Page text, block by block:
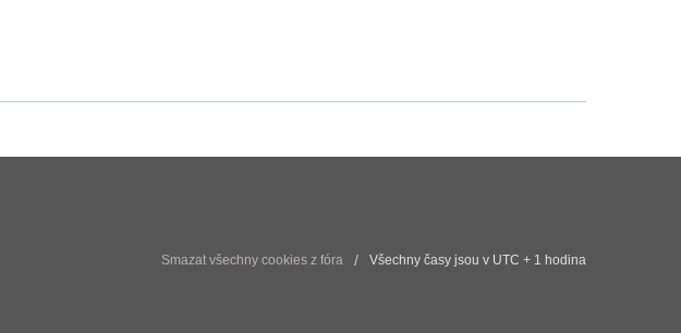
Smazat všechny cookies z fóra Všechny časy jsou v UTC + 1 hodina